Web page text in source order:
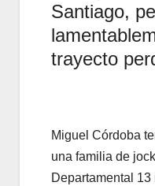
Santiago,
trayecto
Miguel Córdoba
una familia de
Departamental